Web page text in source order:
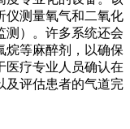
仪测量氧气和二氧化
测）。许多系统还会
烷等麻醉剂，以确保
医疗专业人员确认在
及评估患者的气道完